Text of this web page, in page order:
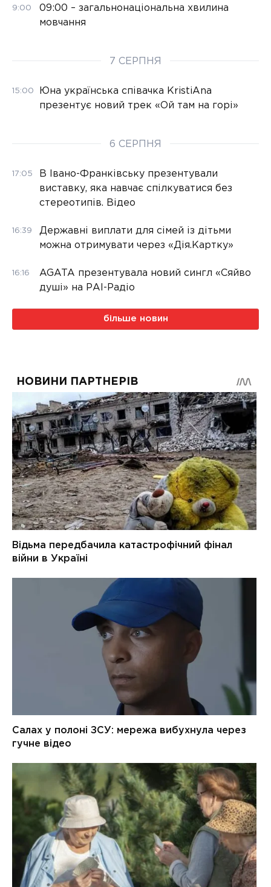
9:00
09:00 – загальнонаціональна хвилина
мовчання
7 СЕРПНЯ
15:00
Юна українська співачка KristiAna
презентує новий трек «Ой там на горі»
6 СЕРПНЯ
17:05
В Івано-Франківську презентували
виставку, яка навчає спілкуватися без
стереотипів. Відео
16:39
Державні виплати для сімей із дітьми
можна отримувати через «Дія.Картку»
16:16
AGATA презентувала новий сингл «Сяйво
душі» на РАІ-Радіо
більше новин